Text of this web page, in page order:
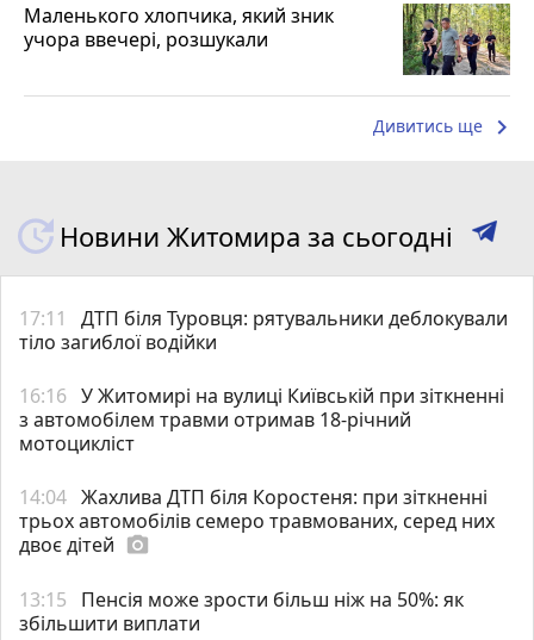
Маленького хлопчика, який зник
учора ввечері, розшукали
Дивитись ще keyboard_arrow_right
Новини Житомира за сьогодні
17:11
ДТП біля Туровця: рятувальники деблокували
тіло загиблої водійки
16:16 У Житомирі на вулиці Київській при зіткненні
з автомобілем травми отримав 18-річний
мотоцикліст
14:04 Жахлива ДТП біля Коростеня: при зіткненні
трьох автомобілів семеро травмованих, серед них
двоє дітей photo_camera
13:15
Пенсія може зрости більш ніж на 50%: як
збільшити виплати